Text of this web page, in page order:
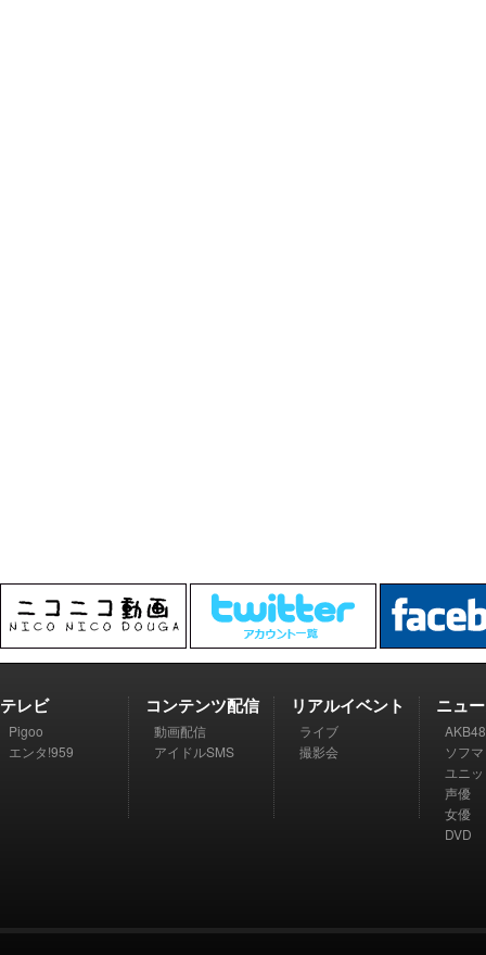
テレビ
Pigoo
エンタ!959
コンテンツ配信
動画配信
アイドルSMS
リアルイベント
ライブ
撮影会
ニュ
AKB48
ソフ
ユニ
声優
女優
DVD